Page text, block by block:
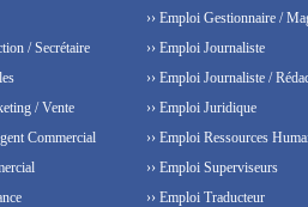
/ Secrétaire
/ Vente
Commercial
›› Emploi Gestionnaire /
›› Emploi Journaliste
›› Emploi Journaliste /
›› Emploi Juridique
›› Emploi Ressources
›› Emploi Superviseurs
›› Emploi Traducteur